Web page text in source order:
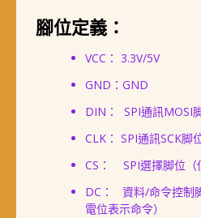
腳位定義：
VCC： 3.3V/5V
GND：GND
DIN： SPI通訊MOSI
CLK： SPI通訊SCK脚
CS： SPI選擇脚位（
DC： 資料/命令控制
電位表示命令）